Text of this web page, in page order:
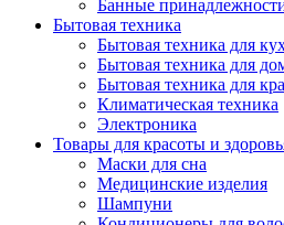
Банные
Бытовая техника
Бытовая техника для
Бытовая техника для
Бытовая техника для
Климатическая техника
Электроника
Товары для красоты и
Маски для сна
Медицинские изделия
Шампуни